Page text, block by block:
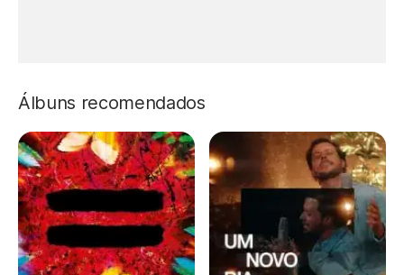
Álbuns recomendados